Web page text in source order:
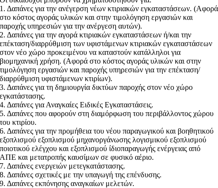
1. Δαπάνες για την ανέγερση νέων κτιριακών εγκαταστάσεων. (Αφορά
στο κόστος αγοράς υλικών και στην τιμολόγηση εργασιών και
παροχής υπηρεσιών για την ανέργεση αυτών).
2. Δαπάνες για την αγορά κτιριακών εγκαταστάσεων ή/και την
επέκταση/διαρρύθμιση των υφιστάμενων κτιριακών εγκαταστάσεων
στον νέο χώρο προκειμένου να καταστούν κατάλληλοι για
βιομηχανική χρήση. (Αφορά στο κόστος αγοράς υλικών και στην
τιμολόγηση εργασιών και παροχής υπηρεσιών για την επέκταση/
διαρρύθμιση υφιστάμενων κτιρίων).
3. Δαπάνες για τη δημιουργία δικτύων παροχής στον νέο χώρο
εγκατάστασης.
4. Δαπάνες για Αναγκαίες Ειδικές Εγκαταστάσεις.
5. Δαπάνες που αφορούν στη διαμόρφωση του περιβάλλοντος χώρου
του κτιρίου.
6. Δαπάνες για την προμήθεια του νέου παραγωγικού και βοηθητικού
εξοπλισμού εξοπλισμού μηχανοργάνωσης λογισμικού εξοπλισμού
ποιοτικού ελέγχου και εξοπλισμού ίδιοπαραγωγής ενέργειας από
ΑΠΕ και μετατροπής καυσίμων σε φυσικό αέριο.
7. Δαπάνες ενεργειών μετεγκατάστασης.
8. Δαπάνες σχετικές με την υπαγωγή της επένδυσης.
9. Δαπάνες εκπόνησης αναγκαίων μελετών.